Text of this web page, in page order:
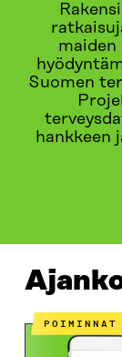
Suomen
hankkeen
POIMINNAT